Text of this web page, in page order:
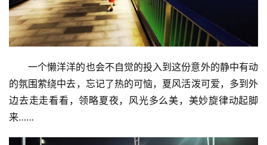
文
化
活
情
一个懒洋洋的也会不自觉的投入到这份意外的静中有动
的氛围萦绕中去，忘记了热的可恼，夏风活泼可爱，多到外
边去走走看看，领略夏夜，风光多么美，美妙旋律动起脚
来……